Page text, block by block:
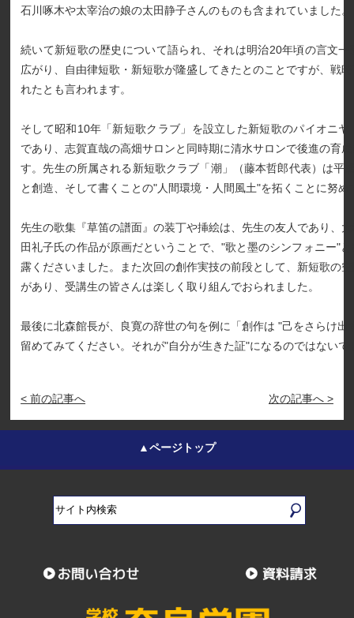
石川啄木や太宰治の娘の太田静子さんのものも含まれていました。
続いて新短歌の歴史について語られ、それは明治20年頃の言文
広がり、自由律短歌・新短歌が隆盛してきたとのことですが、戦
れたとも言われます。
そして昭和10年「新短歌クラブ」を設立した新短歌のパイオニ
であり、志賀直哉の高畑サロンと同時期に清水サロンで後進の育
す。先生の所属される新短歌クラブ「潮」（藤本哲郎代表）は平
と創造、そして書くことの"人間環境・人間風土"を拓くことに努
先生の歌集『草笛の譜面』の装丁や挿絵は、先生の友人であり、
田礼子氏の作品が原画だということで、"歌と墨のシンフォニー"
露くださいました。また次回の創作実技の前段として、新短歌の
があり、受講生の皆さんは楽しく取り組んでおられました。
最後に北森館長が、良寛の辞世の句を例に「創作は "己をさらけ出
留めてみてください。それが"自分が生きた証"になるのではない
< 前の記事へ 次の記事へ >
▲ページトップ